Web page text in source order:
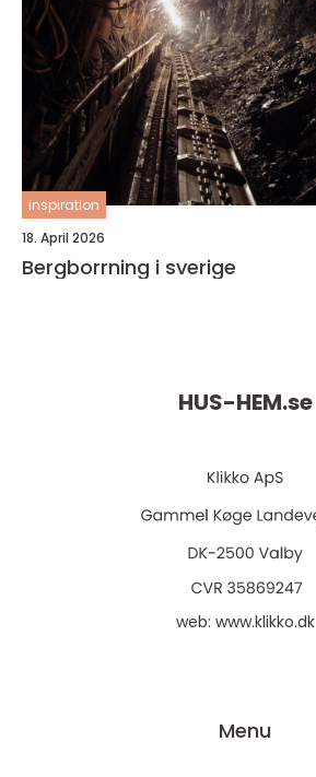
inspiration
18. April 2026
Bergborrning i sverige
HUS-HEM.se
web: www.klikko.dk
Menu